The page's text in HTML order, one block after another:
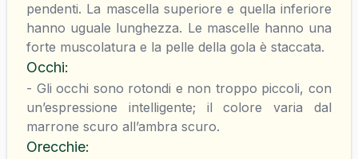
pendenti. La mascella superiore e quella inferiore
hanno uguale lunghezza. Le mascelle hanno una
forte muscolatura e la pelle della gola è staccata.
Occhi:
- Gli occhi sono rotondi e non troppo piccoli, con
un’espressione intelligente; il colore varia dal
marrone scuro all’ambra scuro.
Orecchie: